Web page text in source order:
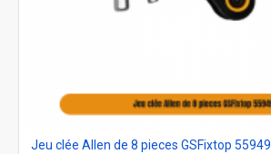
Jeu clée Allen de 8 pieces GSFixtop 55949